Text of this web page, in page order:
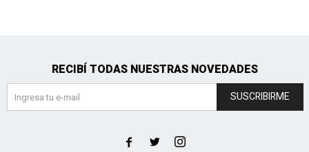
RECIBÍ TODAS NUESTRAS NOVEDADES
SUSCRIBIRME
  